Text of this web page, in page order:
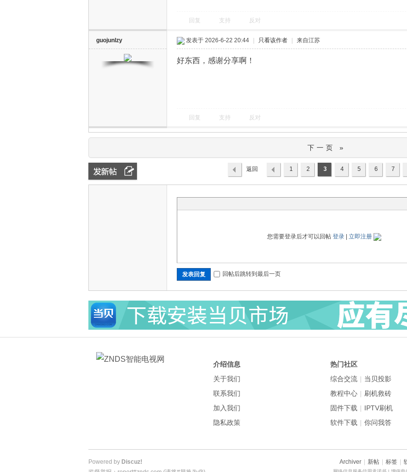
回复 支持 反对
guojunlzy 发表于 2026-6-22 20:44 只看该作者 来自江苏
好东西，感谢分享啊！
回复 支持 反对
下一页 »
1 2 3 4 5 6 7
返回
您需要登录后才可以回帖 登录 立即注册
发表回复 回帖后跳转到最后一页
热门社区
综合交流 | 当贝投影
教程中心 | 刷机救砖
固件下载 | IPTV刷机
软件下载 | 你问我答
介绍信息
关于我们
联系我们
加入我们
隐私政策
Archiver 新帖 标签
Powered by Discuz!